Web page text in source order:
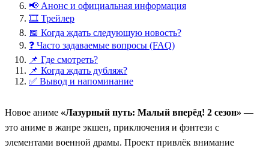
📢 Анонс и официальная информация
🎞️ Трейлер
📅 Когда ждать следующую новость?
❓ Часто задаваемые вопросы (FAQ)
📌 Где смотреть?
📌 Когда ждать дубляж?
✅ Вывод и напоминание
Новое аниме «Лазурный путь: Малый вперёд! 2 сезон» —
это аниме в жанре экшен, приключения и фэнтези с
элементами военной драмы. Проект привлёк внимание